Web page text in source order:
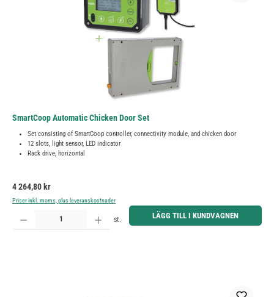
SmartCoop Automatic Chicken Door Set
Set consisting of SmartCoop controller, connectivity module, and chicken door
12 slots, light sensor, LED indicator
Rack drive, horizontal
Ordinarie pris:
4 264,80 kr
Priser inkl. moms, plus leveranskostnader
Produktkvantitet: Ange önskat belopp eller använd knapparna för att öka eller minska kvantiteten.
st. LÄGG TILL I KUNDVAGNEN